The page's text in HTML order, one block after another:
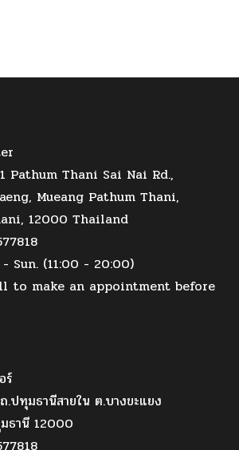
Pathum Thani Sai Nai Rd.,
Mueang Pathum Thani,
12000 Thailand
Sun. (11:00 - 20:00)
to make an appointment before
ร์
ปทุมธานีสายใน ต.บางขะแยง
ธานี 12000